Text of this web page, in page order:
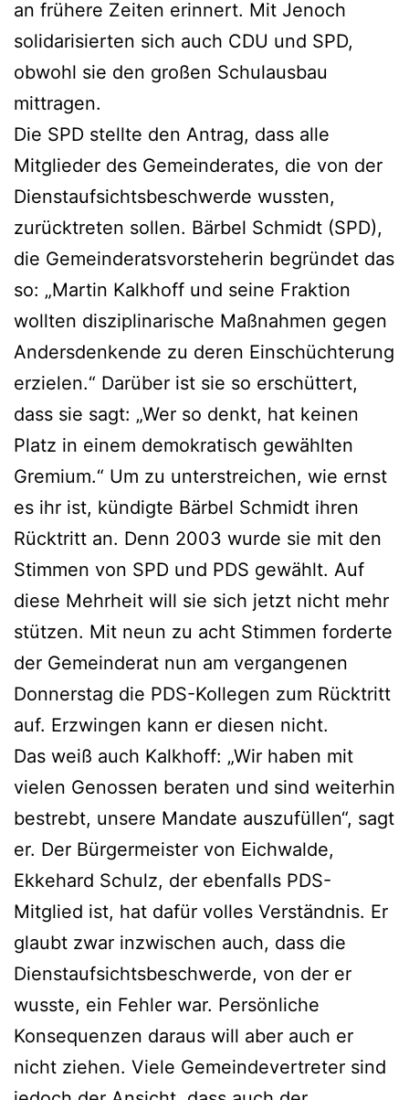
an frühere Zeiten erinnert. Mit Jenoch
solidarisierten sich auch CDU und SPD,
obwohl sie den großen Schulausbau
mittragen.
Die SPD stellte den Antrag, dass alle
Mitglieder des Gemeinderates, die von der
Dienstaufsichtsbeschwerde wussten,
zurücktreten sollen. Bärbel Schmidt (SPD),
die Gemeinderatsvorsteherin begründet das
so: „Martin Kalkhoff und seine Fraktion
wollten disziplinarische Maßnahmen gegen
Andersdenkende zu deren Einschüchterung
erzielen.“ Darüber ist sie so erschüttert,
dass sie sagt: „Wer so denkt, hat keinen
Platz in einem demokratisch gewählten
Gremium.“ Um zu unterstreichen, wie ernst
es ihr ist, kündigte Bärbel Schmidt ihren
Rücktritt an. Denn 2003 wurde sie mit den
Stimmen von SPD und PDS gewählt. Auf
diese Mehrheit will sie sich jetzt nicht mehr
stützen. Mit neun zu acht Stimmen forderte
der Gemeinderat nun am vergangenen
Donnerstag die PDS-Kollegen zum Rücktritt
auf. Erzwingen kann er diesen nicht.
Das weiß auch Kalkhoff: „Wir haben mit
vielen Genossen beraten und sind weiterhin
bestrebt, unsere Mandate auszufüllen“, sagt
er. Der Bürgermeister von Eichwalde,
Ekkehard Schulz, der ebenfalls PDS-
Mitglied ist, hat dafür volles Verständnis. Er
glaubt zwar inzwischen auch, dass die
Dienstaufsichtsbeschwerde, von der er
wusste, ein Fehler war. Persönliche
Konsequenzen daraus will aber auch er
nicht ziehen. Viele Gemeindevertreter sind